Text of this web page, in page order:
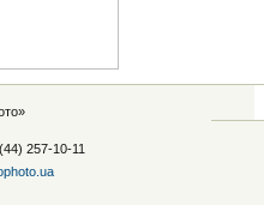
»
257-10-11